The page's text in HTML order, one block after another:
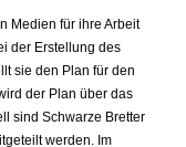
Medien für ihre Arbeit
der Erstellung des
sie den Plan für den
der Plan über das
sind Schwarze Bretter
werden. Im